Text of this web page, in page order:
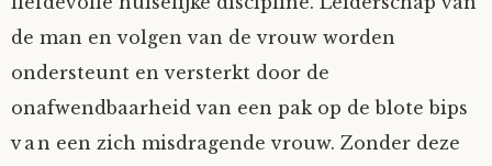
Het Biechthokje
Nieuw op de site
Woordenboek
Adventskalenders
Alternatieve straffen
Instrumenten
Het hele archief
Hoe geef je?
Hoe krijg je?
Alle verhalen
Verhalen van De Leeshoek
Polls
Averechts
de man en volgen van de vrouw worden
ondersteunt en versterkt door de
onafwendbaarheid van een pak op de blote bips
van een zich misdragende vrouw. Zonder deze